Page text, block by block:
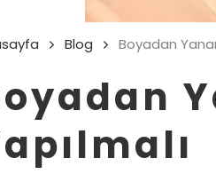
Blog Boyadan